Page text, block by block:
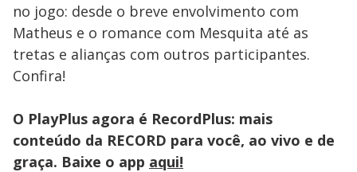
no jogo: desde o breve envolvimento com
Matheus e o romance com Mesquita até as
tretas e alianças com outros participantes.
Confira!
O PlayPlus agora é RecordPlus: mais
conteúdo da RECORD para você, ao vivo e de
graça. Baixe o app aqui!